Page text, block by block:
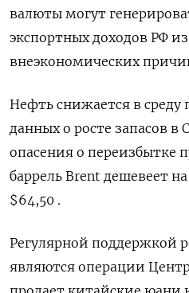
валюты могут
экспортных доходов РФ
внеэкономических
Нефть снижается в среду
данных о росте запасов
опасения о переизбытке
баррель Brent дешевеет
$64,50 .
Регулярной поддержкой
являются операции